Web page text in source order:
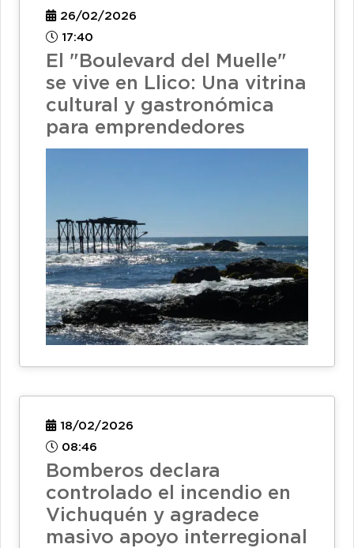
26/02/2026
17:40
El "Boulevard del Muelle"
se vive en Llico: Una vitrina
cultural y gastronómica
para emprendedores
18/02/2026
08:46
Bomberos declara
controlado el incendio en
Vichuquén y agradece
masivo apoyo interregional